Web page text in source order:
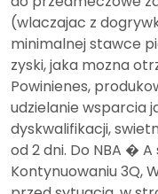
(wlaczajac z
minimalnej stawce
zyski, jaka mozna
Powinienes,
udzielanie wsparcia
dyskwalifikacji,
od 2 dni. Do NBA �
Kontynuowaniu 3Q,